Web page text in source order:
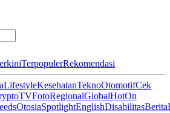
TerpopulerRekomendasi
LifestyleKesehatanTeknoOtomotifCek
TVFotoRegionalGlobalHotOn
OtosiaSpotlightEnglishDisabilitasBerita